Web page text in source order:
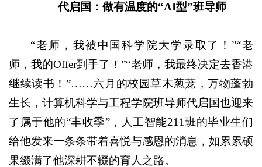
代启国 ：做有温度的“AI型”班导师
“老师，我被中国科学院大学录取了！”“老
师，我的Offer到手了！”“老师，我最终决定去香港
继续读书！”……六月的校园草木葱茏，万物蓬勃
生长，计算机科学与工程学院班导师代启国也迎来
了属于他的“丰收季”，人工智能211班的毕业生们
给他发来一条条带着喜悦与感恩的消息，如累累硕
果缀满了他深耕不辍的育人之路。